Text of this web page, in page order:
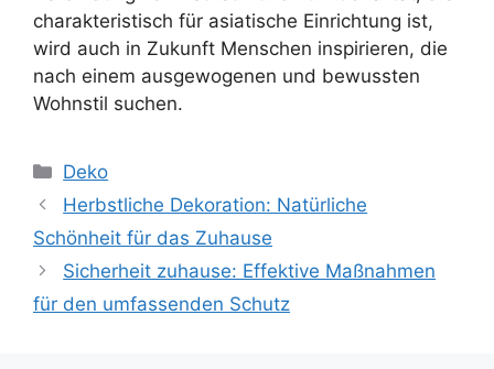
charakteristisch für asiatische Einrichtung ist,
wird auch in Zukunft Menschen inspirieren, die
nach einem ausgewogenen und bewussten
Wohnstil suchen.
Kategorien
Deko
Herbstliche Dekoration: Natürliche
Schönheit für das Zuhause
Sicherheit zuhause: Effektive Maßnahmen
für den umfassenden Schutz